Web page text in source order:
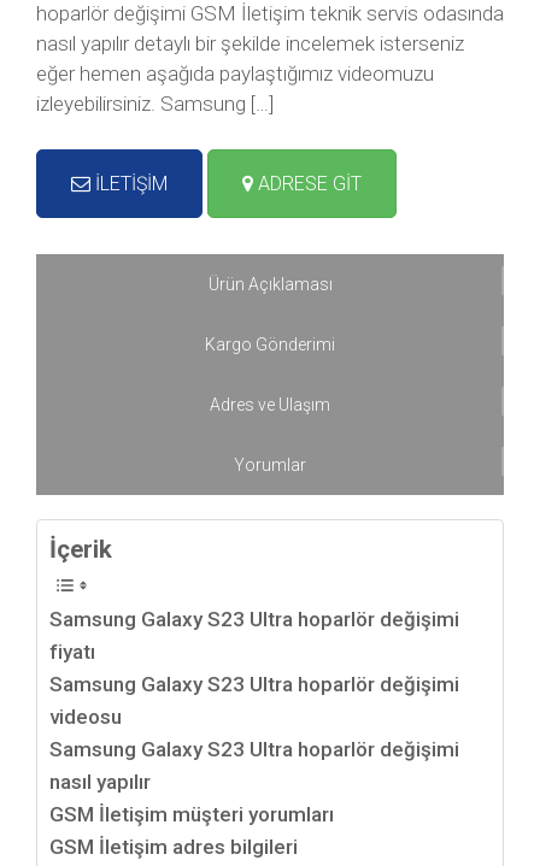
hoparlör değişimi GSM İletişim teknik servis odasında
nasıl yapılır detaylı bir şekilde incelemek isterseniz
eğer hemen aşağıda paylaştığımız videomuzu
izleyebilirsiniz. Samsung […]
İLETİŞİM ADRESE GİT
Ürün Açıklaması
Kargo Gönderimi
Adres ve Ulaşım
Yorumlar
İçerik
Samsung Galaxy S23 Ultra hoparlör değişimi
fiyatı
Samsung Galaxy S23 Ultra hoparlör değişimi
videosu
Samsung Galaxy S23 Ultra hoparlör değişimi
nasıl yapılır
GSM İletişim müşteri yorumları
GSM İletişim adres bilgileri